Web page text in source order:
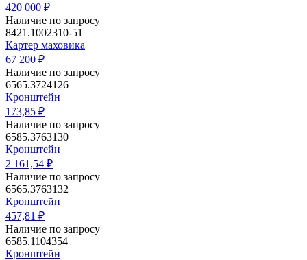
420 000 ₽
Наличие по запросу
8421.1002310-51
Картер маховика
67 200 ₽
Наличие по запросу
6565.3724126
Кронштейн
173,85 ₽
Наличие по запросу
6585.3763130
Кронштейн
2 161,54 ₽
Наличие по запросу
6565.3763132
Кронштейн
457,81 ₽
Наличие по запросу
6585.1104354
Кронштейн